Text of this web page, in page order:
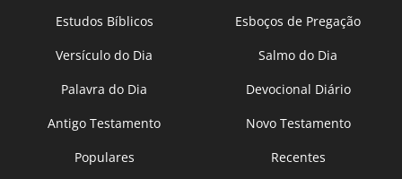
Estudos Bíblicos
Esboços de Pregação
Versículo do Dia
Salmo do Dia
Palavra do Dia
Devocional Diário
Antigo Testamento
Novo Testamento
Populares
Recentes